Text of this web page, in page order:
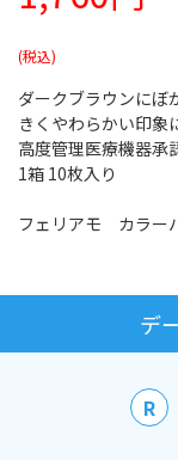
ダークブラウンにぼ
きくやわらかい印象
高度管理医療機器承
1箱 10枚入り
フェリアモ カラー
デ
R